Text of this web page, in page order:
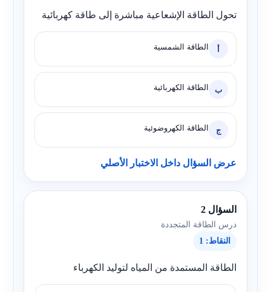
تحول الطاقة الإشعاعية مباشرة إلى طاقة كهربائية
أ الطاقة الشمسية
ب الطاقة الكهربائية
ج الطاقة الكهروضوئية
عرض السؤال داخل الاختبار الأصلي
السؤال 2
درس الطاقة المتجددة
النقاط: 1
الطاقة المستمدة من المياه لتوليد الكهرباء